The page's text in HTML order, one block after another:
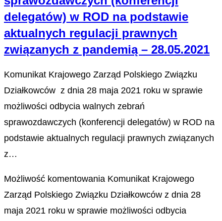
delegatów) w ROD na podstawie
aktualnych regulacji prawnych
związanych z pandemią – 28.05.2021
Komunikat Krajowego Zarząd Polskiego Związku
Działkowców z dnia 28 maja 2021 roku w sprawie
możliwości odbycia walnych zebrań
sprawozdawczych (konferencji delegatów) w ROD na
podstawie aktualnych regulacji prawnych związanych
z…
Możliwość komentowania Komunikat Krajowego
Zarząd Polskiego Związku Działkowców z dnia 28
maja 2021 roku w sprawie możliwości odbycia